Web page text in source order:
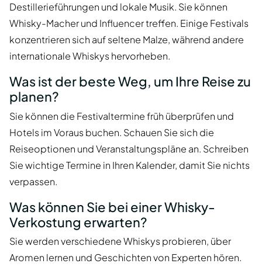
Destillerieführungen und lokale Musik. Sie können
Whisky-Macher und Influencer treffen. Einige Festivals
konzentrieren sich auf seltene Malze, während andere
internationale Whiskys hervorheben.
Was ist der beste Weg, um Ihre Reise zu
planen?
Sie können die Festivaltermine früh überprüfen und
Hotels im Voraus buchen. Schauen Sie sich die
Reiseoptionen und Veranstaltungspläne an. Schreiben
Sie wichtige Termine in Ihren Kalender, damit Sie nichts
verpassen.
Was können Sie bei einer Whisky-
Verkostung erwarten?
Sie werden verschiedene Whiskys probieren, über
Aromen lernen und Geschichten von Experten hören.